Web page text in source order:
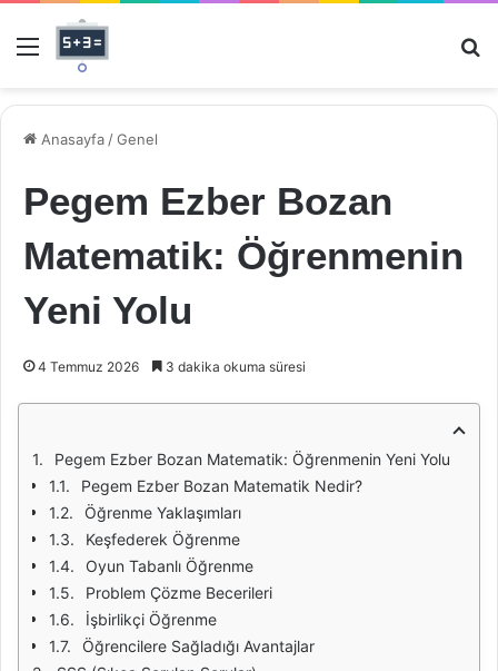
Menü
Anasayfa /Genel
Pegem Ezber Bozan
Matematik: Öğrenmenin
Yeni Yolu
4 Temmuz 2026 3 dakika okuma süresi
Pegem Ezber Bozan Matematik: Öğrenmenin Yeni Yolu
Pegem Ezber Bozan Matematik Nedir?
Öğrenme Yaklaşımları
Keşfederek Öğrenme
Oyun Tabanlı Öğrenme
Problem Çözme Becerileri
İşbirlikçi Öğrenme
Öğrencilere Sağladığı Avantajlar